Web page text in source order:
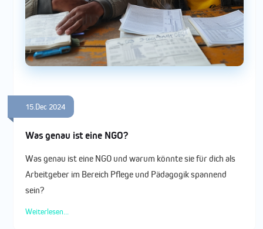
15.Dec 2024
Was genau ist eine NGO?
Was genau ist eine NGO und warum könnte sie für dich als
Arbeitgeber im Bereich Pflege und Pädagogik spannend
sein?
Weiterlesen...